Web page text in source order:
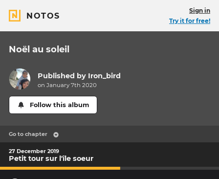
NOTOS
Sign in
Try it for free!
Noël au soleil
Published by Iron_bird
on January 7th 2020
Follow this album
Go to chapter
27 December 2019
Petit tour sur l'île soeur